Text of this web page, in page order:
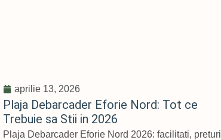
aprilie 13, 2026
Plaja Debarcader Eforie Nord: Tot ce
Trebuie sa Stii in 2026
Plaja Debarcader Eforie Nord 2026: facilitati, preturi